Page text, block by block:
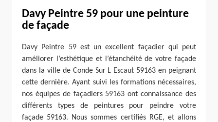
Davy Peintre 59 pour une peinture
de façade
Davy Peintre 59 est un excellent façadier qui peut
améliorer l’esthétique et l’étanchéité de votre façade
dans la ville de Conde Sur L Escaut 59163 en peignant
cette dernière. Ayant suivi les formations nécessaires,
nos équipes de façadiers 59163 ont connaissance des
différents types de peintures pour peindre votre
façade 59163. Nous sommes certifiés RGE, et allons